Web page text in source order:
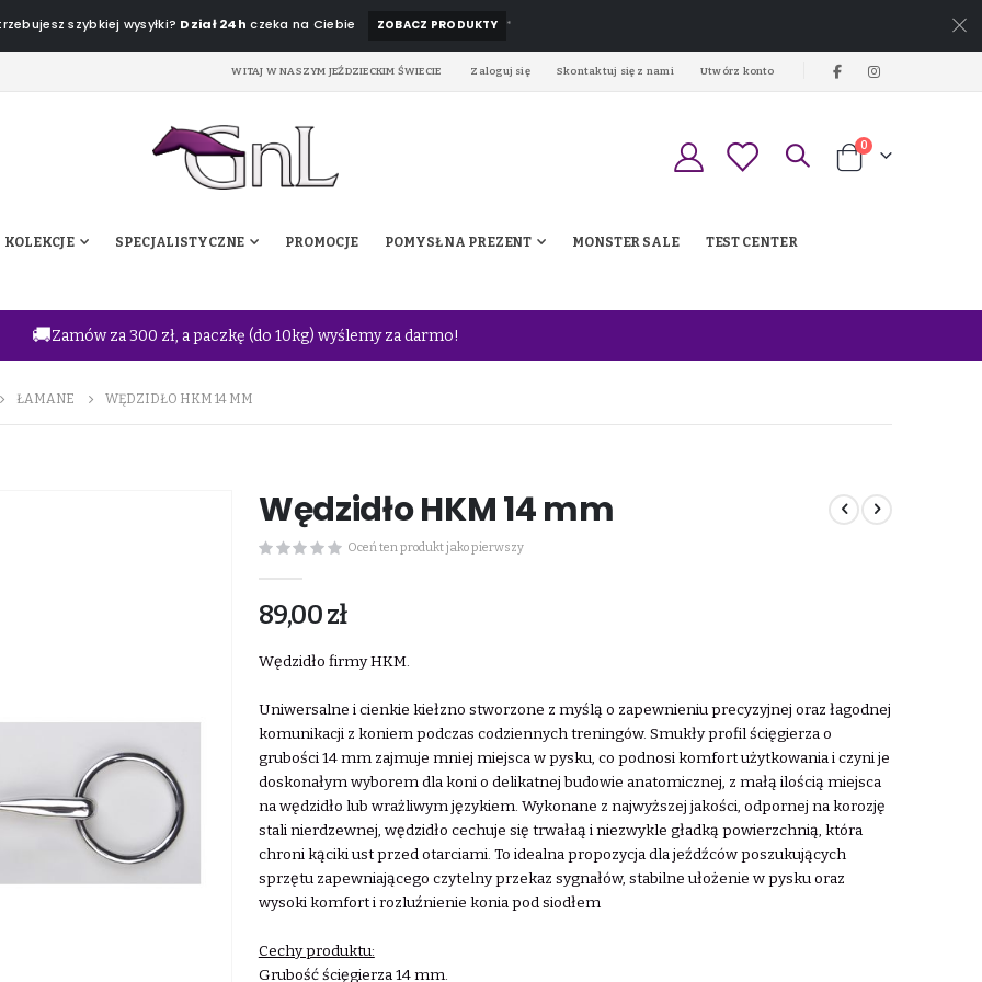
szybkiej wysyłki? Dział 24h czeka na Ciebie ZOBACZ PRODUKTY *
WITAJ W NASZYM JEŹDZIECKIM ŚWIECIE Zaloguj się Skontaktuj się z nami Utwórz konto
Koszyk
0produkty
KOLEKCJE SPECJALISTYCZNE PROMOCJE POMYSŁ NA PREZENT MONSTER SALE TEST CENTER
🚚Zamów za 300 zł, a paczkę (do 10kg) wyślemy za darmo!
ŁAMANE WĘDZIDŁO HKM 14 MM
Wędzidło HKM 14 mm
Oceń ten produkt jako pierwszy
89,00 zł
Wędzidło firmy HKM.
Uniwersalne i cienkie kiełzno stworzone z myślą o zapewnieniu precyzyjnej oraz łagodnej
komunikacji z koniem podczas codziennych treningów. Smukły profil ścięgierza o
grubości 14 mm zajmuje mniej miejsca w pysku, co podnosi komfort użytkowania i czyni je
doskonałym wyborem dla koni o delikatnej budowie anatomicznej, z małą ilością miejsca
na wędzidło lub wrażliwym językiem. Wykonane z najwyższej jakości, odpornej na korozję
stali nierdzewnej, wędzidło cechuje się trwałaą i niezwykle gładką powierzchnią, która
chroni kąciki ust przed otarciami. To idealna propozycja dla jeźdźców poszukujących
sprzętu zapewniającego czytelny przekaz sygnałów, stabilne ułożenie w pysku oraz
wysoki komfort i rozluźnienie konia pod siodłem
Cechy produktu:
Grubość ścięgierza 14 mm.